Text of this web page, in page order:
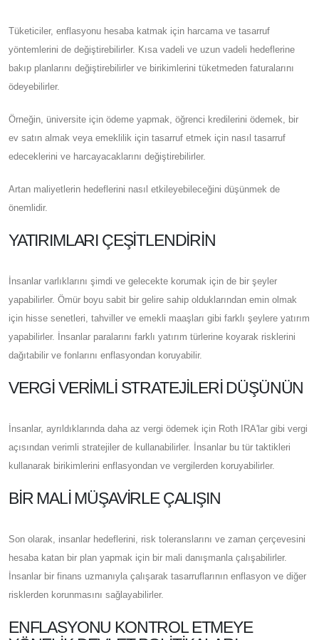
Tüketiciler, enflasyonu hesaba katmak için harcama ve tasarruf
yöntemlerini de değiştirebilirler. Kısa vadeli ve uzun vadeli hedeflerine
bakıp planlarını değiştirebilirler ve birikimlerini tüketmeden faturalarını
ödeyebilirler.
Örneğin, üniversite için ödeme yapmak, öğrenci kredilerini ödemek, bir
ev satın almak veya emeklilik için tasarruf etmek için nasıl tasarruf
edeceklerini ve harcayacaklarını değiştirebilirler.
Artan maliyetlerin hedeflerini nasıl etkileyebileceğini düşünmek de
önemlidir.
YATIRIMLARI ÇEŞITLENDIRIN
İnsanlar varlıklarını şimdi ve gelecekte korumak için de bir şeyler
yapabilirler. Ömür boyu sabit bir gelire sahip olduklarından emin olmak
için hisse senetleri, tahviller ve emekli maaşları gibi farklı şeylere yatırım
yapabilirler. İnsanlar paralarını farklı yatırım türlerine koyarak risklerini
dağıtabilir ve fonlarını enflasyondan koruyabilir.
VERGI VERIMLI STRATEJILERI DÜŞÜNÜN
İnsanlar, ayrıldıklarında daha az vergi ödemek için Roth IRA'lar gibi vergi
açısından verimli stratejiler de kullanabilirler. İnsanlar bu tür taktikleri
kullanarak birikimlerini enflasyondan ve vergilerden koruyabilirler.
BIR MALI MÜŞAVIRLE ÇALIŞIN
Son olarak, insanlar hedeflerini, risk toleranslarını ve zaman çerçevesini
hesaba katan bir plan yapmak için bir mali danışmanla çalışabilirler.
İnsanlar bir finans uzmanıyla çalışarak tasarruflarının enflasyon ve diğer
risklerden korunmasını sağlayabilirler.
ENFLASYONU KONTROL ETMEYE